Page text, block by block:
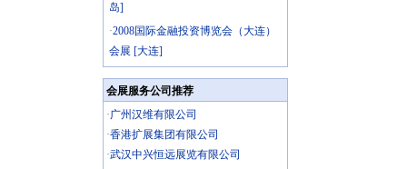
岛]
·2008国际金融投资博览会（大连）
会展 [大连]
会展服务公司推荐
·广州汉维有限公司
·香港扩展集团有限公司
·武汉中兴恒远展览有限公司